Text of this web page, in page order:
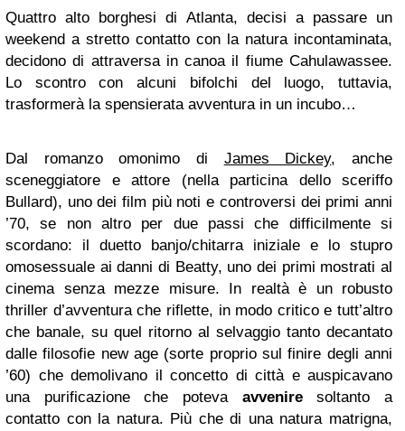
Quattro alto borghesi di Atlanta, decisi a passare un
weekend a stretto contatto con la natura incontaminata,
decidono di attraversa in canoa il fiume Cahulawassee.
Lo scontro con alcuni bifolchi del luogo, tuttavia,
trasformerà la spensierata avventura in un incubo…
Dal romanzo omonimo di James Dickey, anche
sceneggiatore e attore (nella particina dello sceriffo
Bullard), uno dei film più noti e controversi dei primi anni
’70, se non altro per due passi che difficilmente si
scordano: il duetto banjo/chitarra iniziale e lo stupro
omosessuale ai danni di Beatty, uno dei primi mostrati al
cinema senza mezze misure. In realtà è un robusto
thriller d’avventura che riflette, in modo critico e tutt’altro
che banale, su quel ritorno al selvaggio tanto decantato
dalle filosofie new age (sorte proprio sul finire degli anni
’60) che demolivano il concetto di città e auspicavano
una purificazione che poteva avveniresoltanto a
contatto con la natura. Più che di una natura matrigna,